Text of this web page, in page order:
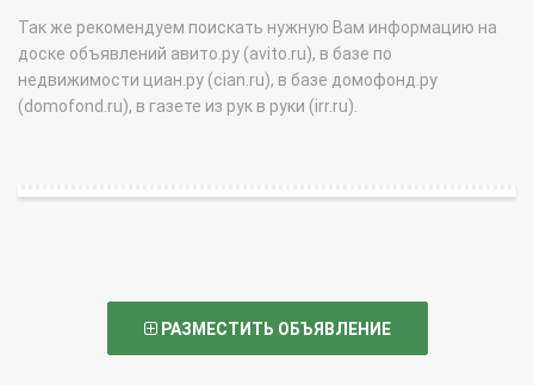
Так же рекомендуем поискать нужную Вам информацию на
доске объявлений авито.ру (avito.ru), в базе по
недвижимости циан.ру (cian.ru), в базе домофонд.ру
(domofond.ru), в газете из рук в руки (irr.ru).
РАЗМЕСТИТЬ ОБЪЯВЛЕНИЕ